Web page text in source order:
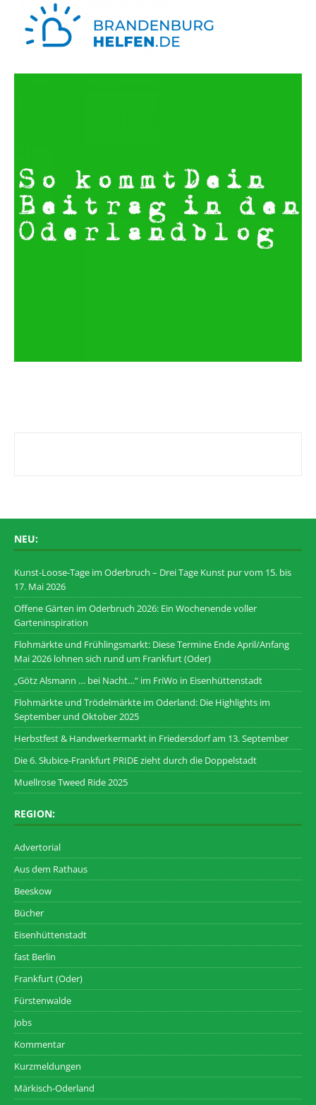
NEU:
Kunst-Loose-Tage im Oderbruch – Drei Tage Kunst pur vom 15. bis
17. Mai 2026
Offene Gärten im Oderbruch 2026: Ein Wochenende voller
Garteninspiration
Flohmärkte und Frühlingsmarkt: Diese Termine Ende April/Anfang
Mai 2026 lohnen sich rund um Frankfurt (Oder)
„Götz Alsmann … bei Nacht…“ im FriWo in Eisenhüttenstadt
Flohmärkte und Trödelmärkte im Oderland: Die Highlights im
September und Oktober 2025
Herbstfest & Handwerkermarkt in Friedersdorf am 13. September
Die 6. Słubice-Frankfurt PRIDE zieht durch die Doppelstadt
Muellrose Tweed Ride 2025
REGION:
Advertorial
Aus dem Rathaus
Beeskow
Bücher
Eisenhüttenstadt
fast Berlin
Frankfurt (Oder)
Fürstenwalde
Jobs
Kommentar
Kurzmeldungen
Märkisch-Oderland